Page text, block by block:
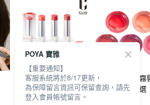
CLIO珂莉奧 晶透緞光
水唇膏3.2g-多款任選
NT$442
ETUDE果漾柔霧
霜2.3g-多款任選
POYA 寶雅
【重要通知】
客服系統將於8/17更新，
為保障留言資訊可保留查詢，請先
登入會員帳號留言。